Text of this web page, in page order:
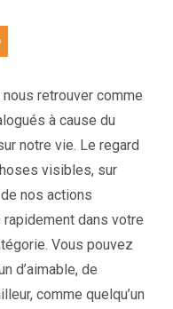
retrouver comme
à cause du
notre vie. Le regard
visibles, sur
nos actions
dans votre
Vous pouvez
d’aimable, de
comme quelqu’un